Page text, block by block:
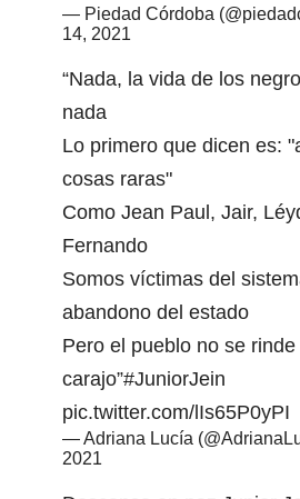
— Piedad Córdoba
14, 2021
“Nada, la vida de los
nada
Lo primero que dicen es:
cosas raras"
Como Jean Paul, Jair,
Fernando
Somos víctimas del
abandono del estado
Pero el pueblo no se rinde
carajo”#JuniorJein
pic.twitter.com/lIs65P0yPI
— Adriana Lucía
2021